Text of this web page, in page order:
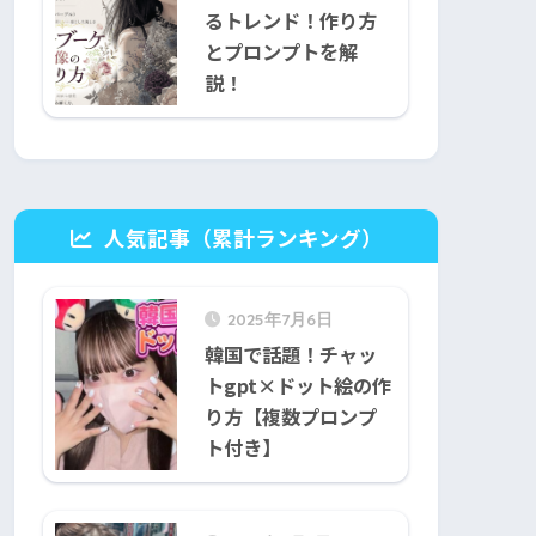
るトレンド！作り方
とプロンプトを解
説！
人気記事（累計ランキング）
2025年7月6日
韓国で話題！チャッ
トgpt×ドット絵の作
り方【複数プロンプ
ト付き】